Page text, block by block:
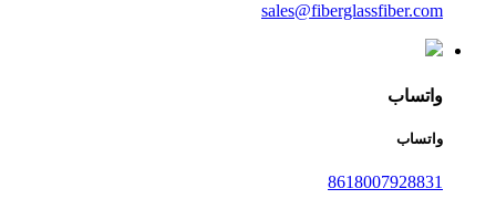
sales@fiberglassfiber.com
واتساب
واتساب
8618007928831